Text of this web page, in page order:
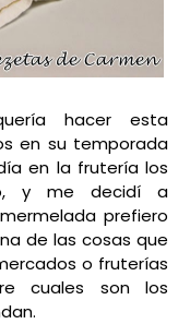
hacer esta
en su temporada
en la frutería los
y me decidí a
prefiero
de las cosas que
o fruterías
cuales son los